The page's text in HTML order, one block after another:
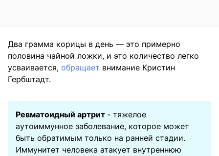
Два грамма корицы в день — это примерно
половина чайной ложки, и это количество легко
усваивается, обращает внимание Кристин
Гербштадт.
Ревматоидный артрит - тяжелое
аутоиммунное заболевание, которое может
быть обратимым только на ранней стадии.
Иммунитет человека атакует внутреннюю